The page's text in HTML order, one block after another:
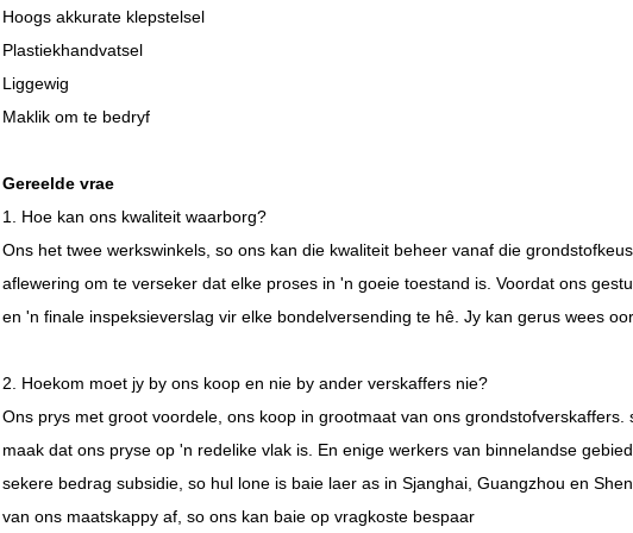
Hoogs akkurate klepstelsel
Plastiekhandvatsel
Liggewig
Maklik om te bedryf
Gereelde vrae
1. Hoe kan ons kwaliteit waarborg?
Ons het twee werkswinkels, so ons kan die kwaliteit beheer vanaf die
aflewering om te verseker dat elke proses in 'n goeie toestand is. Voordat ons
en 'n finale inspeksieverslag vir elke bondelversending te hê. Jy kan gerus wees
2. Hoekom moet jy by ons koop en nie by ander verskaffers nie?
Ons prys met groot voordele, ons koop in grootmaat van ons
maak dat ons pryse op 'n redelike vlak is. En enige werkers van binnelandse
sekere bedrag subsidie, so hul lone is baie laer as in Sjanghai, Guangzhou en
van ons maatskappy af, so ons kan baie op vragkoste bespaar